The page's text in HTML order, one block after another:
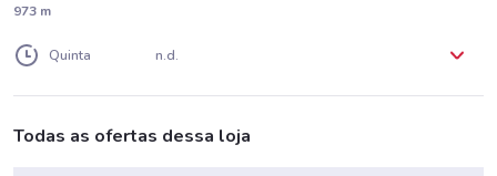
973 m
Quinta n.d.
Todas as ofertas dessa loja